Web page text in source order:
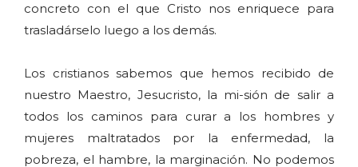
concreto con el que Cristo nos enriquece para
trasladárselo luego a los demás.
Los cristianos sabemos que hemos recibido de
nuestro Maestro, Jesucristo, la mi-sión de salir a
todos los caminos para curar a los hombres y
mujeres maltratados por la enfermedad, la
pobreza, el hambre, la marginación. No podemos